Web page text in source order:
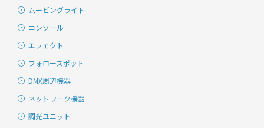
ムービングライト
コンソール
エフェクト
フォロースポット
DMX周辺機器
ネットワーク機器
調光ユニット